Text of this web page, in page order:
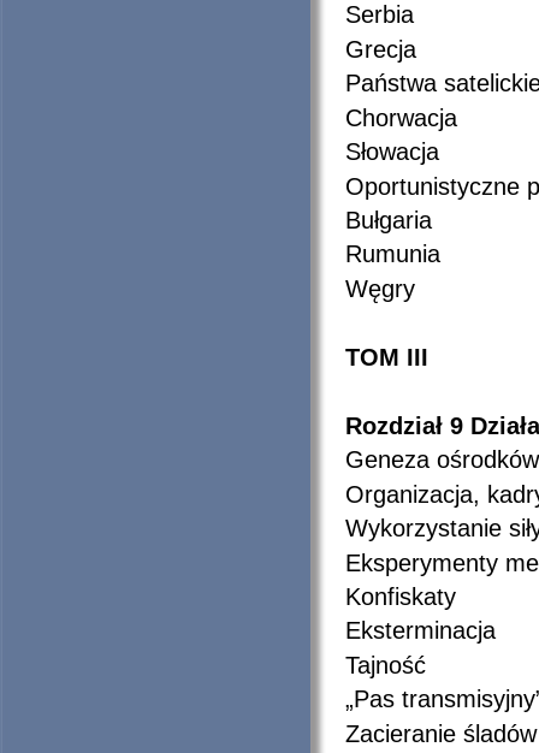
Serbia
Grecja
Państwa
Chorwacja
Słowacja
Oportunistyczne
Bułgaria
Rumunia
Węgry
TOM III
Rozdział 9
Geneza
Organizacja,
Wykorzystanie
Eksperymenty
Konfiskaty
Eksterminacja
Tajność
„Pas
Zacieranie śladów